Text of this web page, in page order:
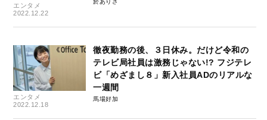
エンタメ
2022.12.22
エンタメ
2022.12.18
徹夜勤務の後、３日休み。だけど令和の
テレビ局社員は激務じゃない!? フジテレ
ビ「めざまし８」新入社員ADのリアルな
一週間
馬場好加